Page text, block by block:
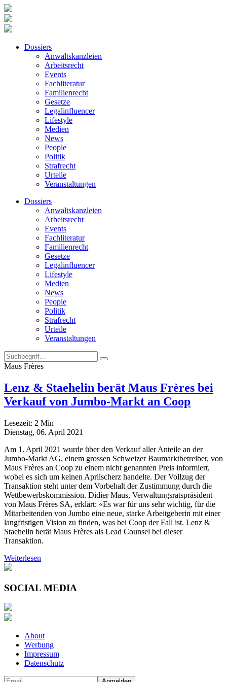
Dossiers
Anwaltskanzleien
Arbeitsrecht
Events
Fachliteratur
Familienrecht
Gesetze
Legalinfluencer
Lifestyle
Medien
News
People
Politik
Strafrecht
Urteile
Veranstaltungen
Dossiers
Anwaltskanzleien
Arbeitsrecht
Events
Fachliteratur
Familienrecht
Gesetze
Legalinfluencer
Lifestyle
Medien
News
People
Politik
Strafrecht
Urteile
Veranstaltungen
Maus Frères
Lenz & Staehelin berät Maus Frères bei
Verkauf von Jumbo-Markt an Coop
Lesezeit: 2 Min
Dienstag, 06. April 2021
Am 1. April 2021 wurde über den Verkauf aller Anteile an der
Jumbo-Markt AG, einem grossen Schweizer Baumarktbetreiber, von
Maus Frères an Coop zu einem nicht genannten Preis informiert,
wobei es sich um keinen Aprilscherz handelte. Der Vollzug der
Transaktion steht unter dem Vorbehalt der Zustimmung durch die
Wettbewerbskommission. Didier Maus, Verwaltungsratspräsident
von Maus Frères SA, erklärt: «Es war für uns sehr wichtig, für die
Mitarbeitenden von Jumbo eine neue, starke Arbeitgeberin mit einer
langfristigen Vision zu finden, was bei Coop der Fall ist. Lenz &
Staehelin berät Maus Frères als Lead Counsel bei dieser
Transaktion.
Weiterlesen
SOCIAL MEDIA
About
Werbung
Impressum
Datenschutz